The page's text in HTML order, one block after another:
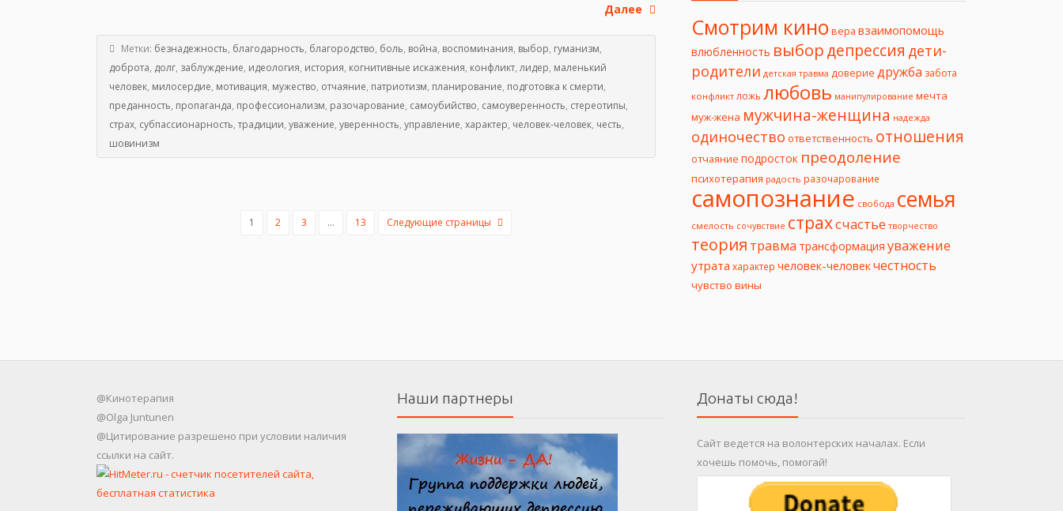
Далее
Метки: безнадежность, благодарность, благородство, боль, война, воспоминания, выбор, гуманизм,
доброта, долг, заблуждение, идеология, история, когнитивные искажения, конфликт, лидер, маленький
человек, милосердие, мотивация, мужество, отчаяние, патриотизм, планирование, подготовка к смерти,
преданность, пропаганда, профессионализм, разочарование, самоубийство, самоуверенность, стереотипы,
страх, субпассионарность,традиции, уважение, уверенность, управление, характер, человек-человек, честь,
шовинизм
1 2 3 … 13 Следующие страницы
Смотрим кино вера взаимопомощь
влюбленность выбордепрессия дети-
родители детская травма доверие дружба забота
конфликт ложь любовь манипулирование мечта
муж-жена мужчина-женщина надежда
одиночество ответственность отношения
отчаяние подросток преодоление
психотерапия радость разочарование
самопознание свобода семья
смелость сочувствие страхсчастье творчество
теория травма трансформация уважение
утрата характер человек-человекчестность
чувство вины
@Кинотерапия
@Olga Juntunen
@Цитирование разрешено при условии наличия
ссылки на сайт.
Наши партнеры Донаты сюда!
Сайт ведется на волонтерских началах. Если
хочешь помочь, помогай!